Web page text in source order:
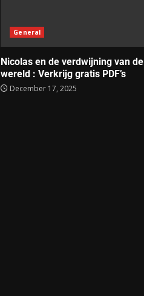
General
Nicolas en de verdwijning van de
wereld : Verkrijg gratis PDF’s
December 17, 2025